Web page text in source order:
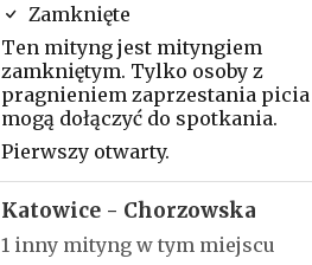
Zamknięte
Ten mityng jest mityngiem
zamkniętym. Tylko osoby z
pragnieniem zaprzestania picia
mogą dołączyć do spotkania.
Pierwszy otwarty.
Katowice - Chorzowska
1 inny mityng w tym miejscu